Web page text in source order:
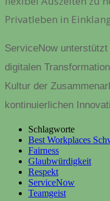
Privatleben in
ServiceNow
digitalen
Kultur der
kontinuierlichen
Schlagworte
Best Workplaces
Fairness
Glaubwürdigkeit
Respekt
ServiceNow
Teamgeist